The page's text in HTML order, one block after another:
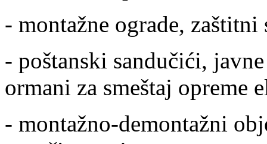
- montažne ograde,
- poštanski sandučići,
ormani za smeštaj opreme
- montažno-demontažni